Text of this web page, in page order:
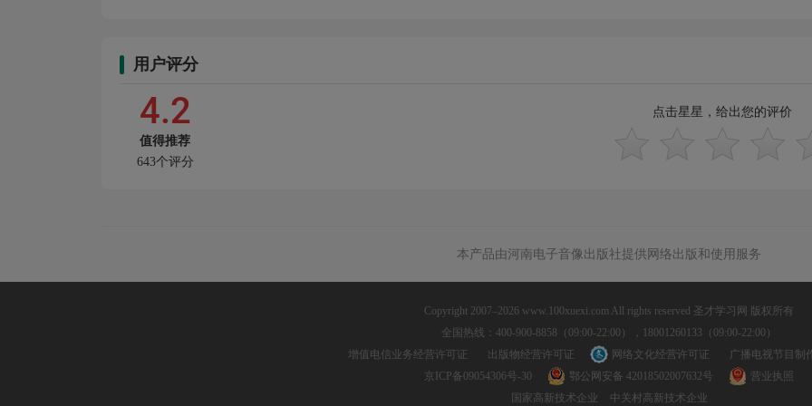
用户评分
4.2
值得推荐
643个评分
点击星星，给出您的评价
本产品由河南电子音像出版社提供网络出版和使用服务
Copyright 2007–2026 www.100xuexi.com All rights reserved 圣才学习网 版权所有
全国热线：400-900-8858（09:00-22:00），18001260133（09:00-22:00）
增值电信业务经营许可证
出版物经营许可证 网络文化经营许可证
广播电视节目制
京ICP备09054306号-30
鄂公网安备 42018502007632号
营业执照
国家高新技术企业
中关村高新技术企业